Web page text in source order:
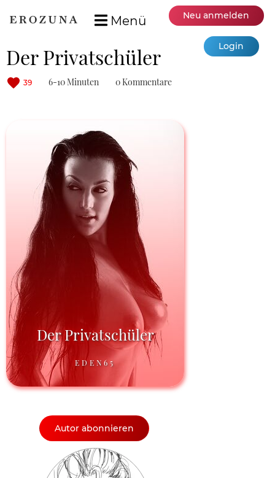
Menü Neu anmelden
Login
Der Privatschüler
39 6-10 Minuten 0 Kommentare
Der Privatschüler
EDEN65
Autor abonnieren